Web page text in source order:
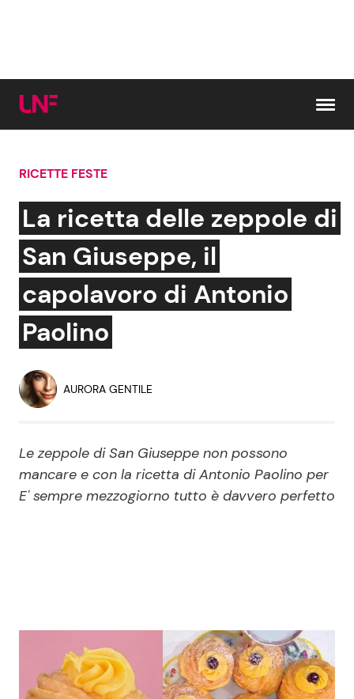
Cerca:
News e Cronaca
Attualità Italiana
Dal Mondo
Economia
Persone Scomparse
Politica
Gossip e TV
Bellezze VIP
Reality e Talent
Soap Opera
News Spettacolo
RICETTE FESTE
La ricetta delle zeppole di
San Giuseppe, il
capolavoro di Antonio
Paolino
AURORA GENTILE
Le zeppole di San Giuseppe non possono
mancare e con la ricetta di Antonio Paolino per
E' sempre mezzogiorno tutto è davvero perfetto